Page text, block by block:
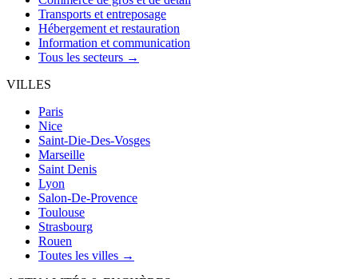
Transports et entreposage
Hébergement et restauration
Information et communication
Tous les secteurs →
VILLES
Paris
Nice
Saint-Die-Des-Vosges
Marseille
Saint Denis
Lyon
Salon-De-Provence
Toulouse
Strasbourg
Rouen
Toutes les villes →